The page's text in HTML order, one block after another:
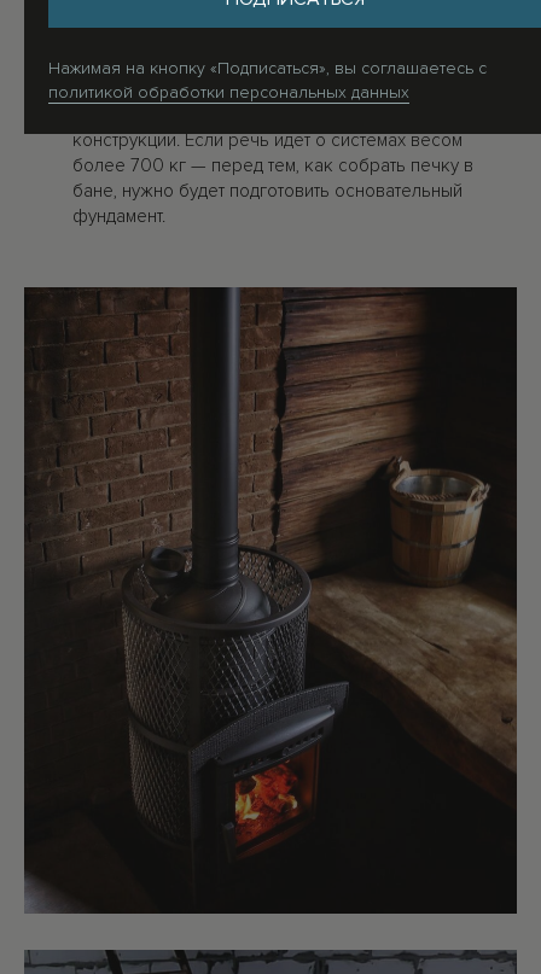
эксплуатации в летний сезон, поскольку прогревать
температуры становится значительно сложнее.
Последовательность сборки. Алгоритм действий
конструкции. Если речь идет о системах весом
более 700 кг — перед тем, как собрать печку в
бане, нужно будет подготовить основательный
фундамент.
Нажимая на кнопку «Подписаться», вы соглашаетесь c
политикой обработки персональных данных